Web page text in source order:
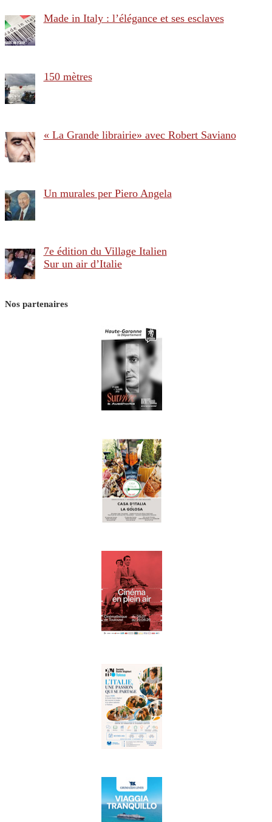
Made in Italy : l’élégance et ses esclaves
150 mètres
« La Grande librairie» avec Robert Saviano
Un murales per Piero Angela
7e édition du Village Italien
Sur un air d’Italie
Nos partenaires